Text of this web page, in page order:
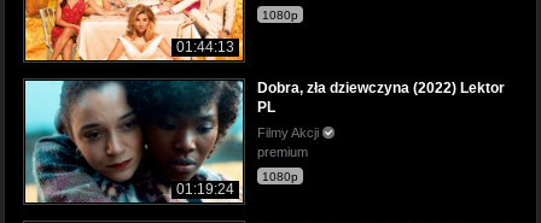
01:44:13
1080p
01:19:24
Dobra, zła dziewczyna (2022) Lektor
PL
Filmy Akcji
premium
1080p